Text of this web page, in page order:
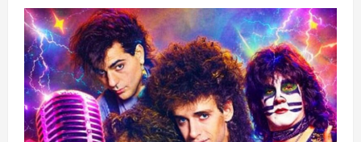
críticas
pediátricas
alcanzan
un
97%
de
ocupación
en
la
Región
de
Valparaíso